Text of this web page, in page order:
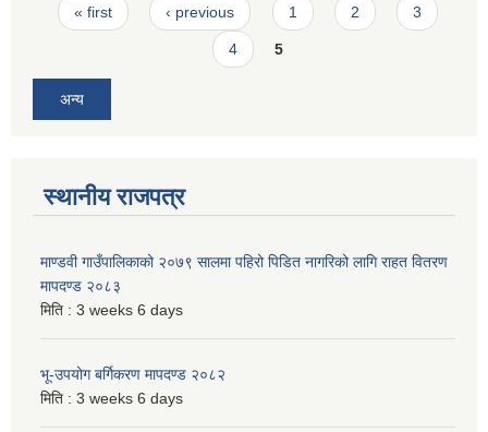
Pages
« first ‹ previous 1 2 3
4 5
अन्य
स्थानीय राजपत्र
माण्डवी गाउँपालिकाको २०७९ सालमा पहिरो पिडित नागरिको लागि राहत वितरण
मापदण्ड २०८३
मिति : 3 weeks 6 days
भू-उपयोग बर्गिकरण मापदण्ड २०८२
मिति : 3 weeks 6 days